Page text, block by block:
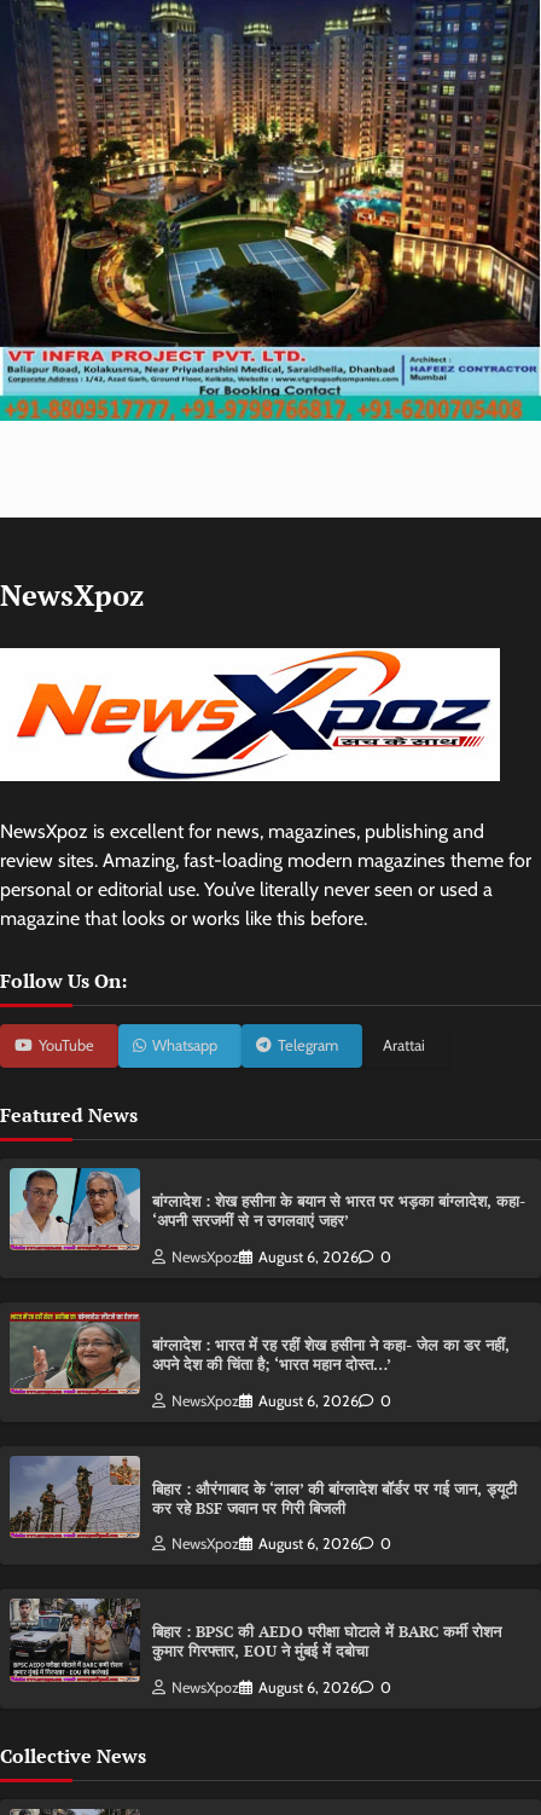
NewsXpoz
NewsXpoz is excellent for news, magazines, publishing and
review sites. Amazing, fast-loading modern magazines theme for
personal or editorial use. You’ve literally never seen or used a
magazine that looks or works like this before.
Follow Us On:
YouTube Whatsapp Telegram Arattai
Featured News
बांग्लादेश : शेख हसीना के बयान से भारत पर भड़का बांग्लादेश, कहा-
‘अपनी सरजमीं से न उगलवाएं जहर’
NewsXpoz August 6, 2026 0
बांग्लादेश : भारत में रह रहीं शेख हसीना ने कहा- जेल का डर नहीं,
अपने देश की चिंता है; ‘भारत महान दोस्त…’
NewsXpoz August 6, 2026 0
बिहार : औरंगाबाद के ‘लाल’ की बांग्लादेश बॉर्डर पर गई जान, ड्यूटी
कर रहे BSF जवान पर गिरी बिजली
NewsXpoz August 6, 2026 0
बिहार : BPSC की AEDO परीक्षा घोटाले में BARC कर्मी रोशन
कुमार गिरफ्तार, EOU ने मुंबई में दबोचा
NewsXpoz August 6, 2026 0
Collective News